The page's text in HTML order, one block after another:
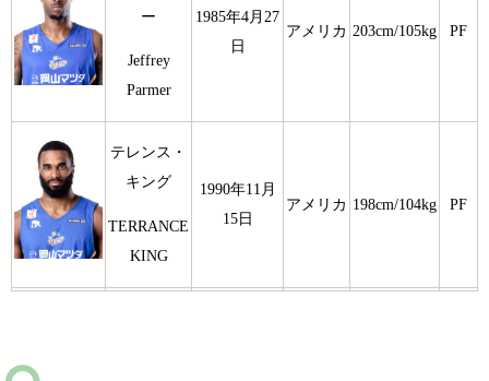
ー
Jeffrey
Parmer
1985年4月27
日
アメリカ 203cm/105kg PF
テレンス・
キング
TERRANCE
KING
1990年11月
15日
アメリカ 198cm/104kg PF